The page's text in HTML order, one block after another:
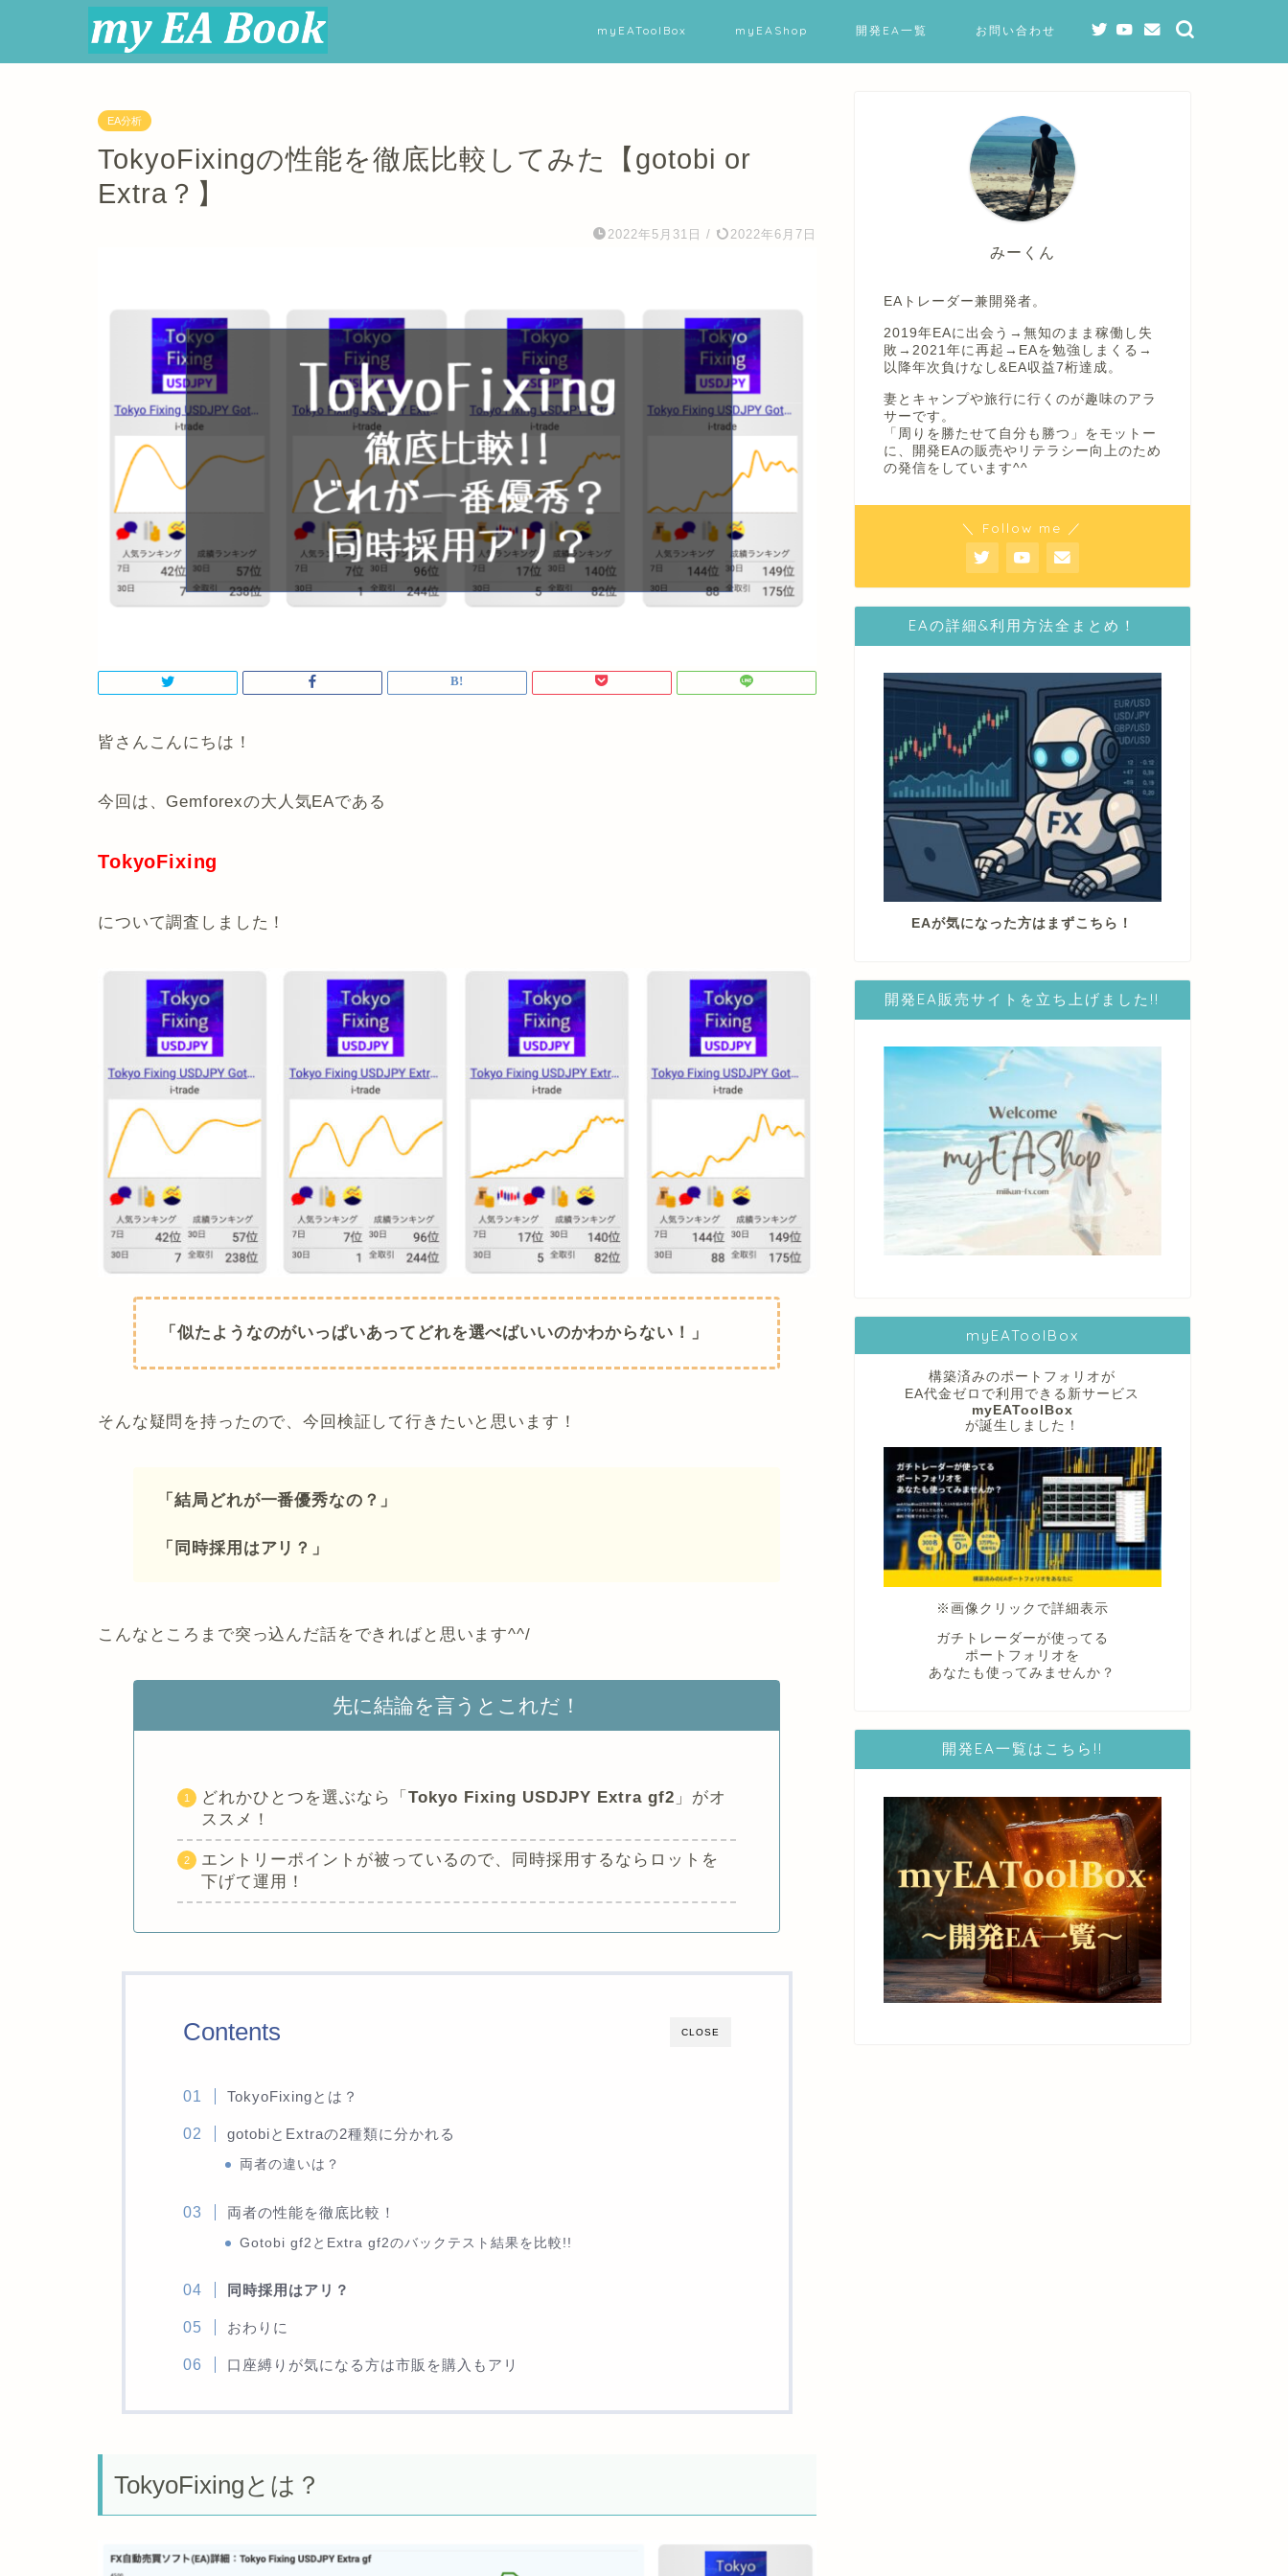
myEAToolBox myEAShop 開発EA一覧 お問い合わせ
EA分析
TokyoFixingの性能を徹底比較してみた【gotobi or
Extra？】
2022年5月31日 / 2022年6月7日
皆さんこんにちは！
今回は、Gemforexの大人気EAである
TokyoFixing
について調査しました！
「似たようなのがいっぱいあってどれを選べばいいのかわからない！」
そんな疑問を持ったので、今回検証して行きたいと思います！
「結局どれが一番優秀なの？」
「同時採用はアリ？」
こんなところまで突っ込んだ話をできればと思います^^/
先に結論を言うとこれだ！
どれかひとつを選ぶなら「Tokyo Fixing USDJPY Extra gf2 」がオ
ススメ！
エントリーポイントが被っているので、同時採用するならロットを
下げて運用！
CLOSE
Contents
TokyoFixingとは？
gotobiとExtraの2種類に分かれる
両者の違いは？
両者の性能を徹底比較！
Gotobi gf2とExtra gf2のバックテスト結果を比較!!
同時採用はアリ？
おわりに
口座縛りが気になる方は市販を購入もアリ
TokyoFixingとは？
みーくん
EAトレーダー兼開発者。
2019年EAに出会う→無知のまま稼働し失
敗→2021年に再起→EAを勉強しまくる→
以降年次負けなし&EA収益7桁達成。
妻とキャンプや旅行に行くのが趣味のアラ
サーです。
「周りを勝たせて自分も勝つ」をモットー
に、開発EAの販売やリテラシー向上のため
の発信をしています^^
＼ Follow me ／
EAの詳細&利用方法全まとめ！
EAが気になった方はまずこちら！
開発EA販売サイトを立ち上げました!!
myEAToolBox
構築済みのポートフォリオが
EA代金ゼロで利用できる新サービス
myEAToolBox
が誕生しました！
※画像クリックで詳細表示
ガチトレーダーが使ってる
ポートフォリオを
あなたも使ってみませんか？
開発EA一覧はこちら!!